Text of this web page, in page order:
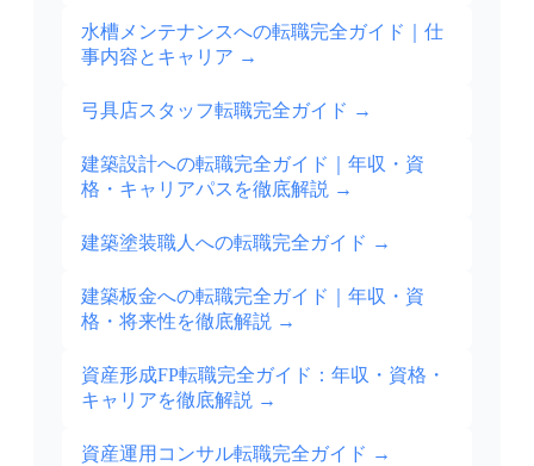
水槽メンテナンスへの転職完全ガイド｜仕
事内容とキャリア →
弓具店スタッフ転職完全ガイド →
建築設計への転職完全ガイド｜年収・資
格・キャリアパスを徹底解説 →
建築塗装職人への転職完全ガイド →
建築板金への転職完全ガイド｜年収・資
格・将来性を徹底解説 →
資産形成FP転職完全ガイド：年収・資格・
キャリアを徹底解説 →
資産運用コンサル転職完全ガイド →